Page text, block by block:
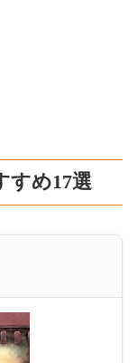
すめ17選